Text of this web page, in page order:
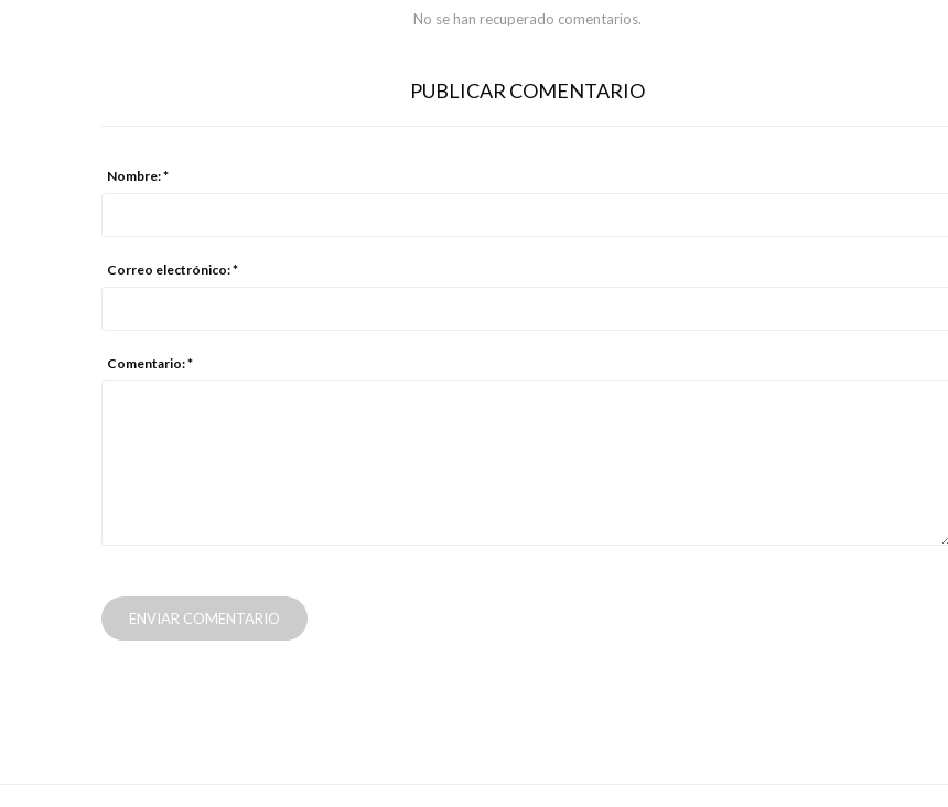
No se han recuperado comentarios.
PUBLICAR COMENTARIO
Nombre: *
Correo electrónico: *
Comentario: *
ENVIAR COMENTARIO